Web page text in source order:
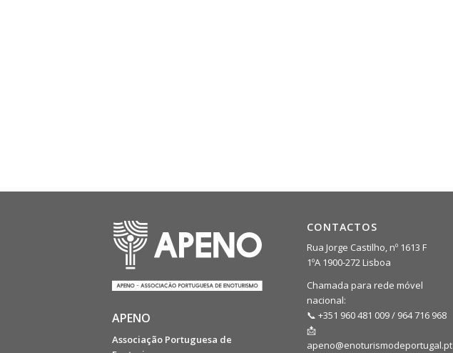
APENO
Associação Portuguesa de
CONTACTOS
Rua Jorge Castilho, nº 1613 F
1ºA 1900-272 Lisboa
Chamada para rede móvel
nacional:
📞 +351 960 481 009 / 964 716 968
📩
apeno@enoturismodeportugal.pt